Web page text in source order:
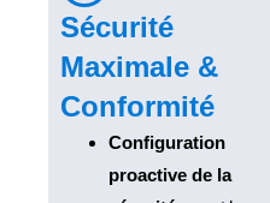
Sécurité
Maximale &
Conformité
Configuration
proactive de la